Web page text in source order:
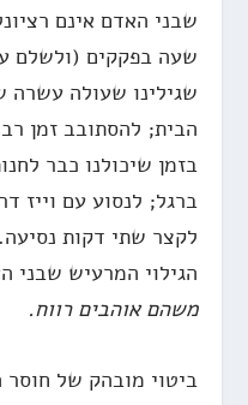
שבני האדם אינם
שעה בפקקים (ולשלם
שגילינו שעולה עשרה
הבית; להסתובב זמן
בזמן שיכולנו כבר
ברגל; לנסוע עם וייז
לקצר שתי דקות
הגילוי המרעיש שבני
משהם אוהבים רווח.
ביטוי מובהק של חוסר